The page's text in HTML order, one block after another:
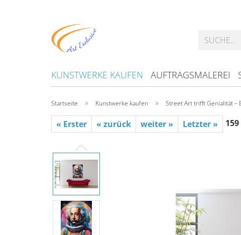
KUNSTWERKE KAUFEN AUFTRAGSMALEREI
Startseite » Kunstwerke kaufen » Street Art trifft Genialität –
« Erster « zurück weiter » Letzter » 159